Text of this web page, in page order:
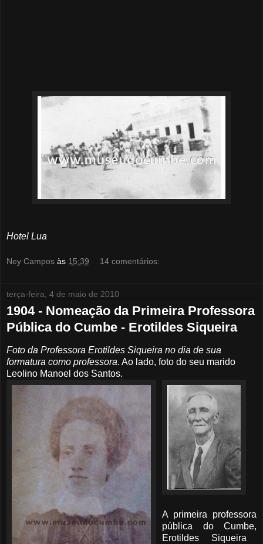
Hotel Lua
Ney Campos às 15:39 14 comentários:
terça-feira, 4 de maio de 2010
1904 - Nomeação da Primeira Professora
Pública do Cumbe - Erotildes Siqueira
Foto da Professora Erotildes Siqueira no dia de sua
formatura como professora. Ao lado, foto do seu marido
Leolino Manoel dos Santos.
A primeira professora
pública do Cumbe,
Erotildes
Siqueira